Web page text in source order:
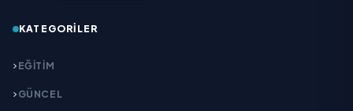
KATEGORILER
EĞITIM
GÜNCEL